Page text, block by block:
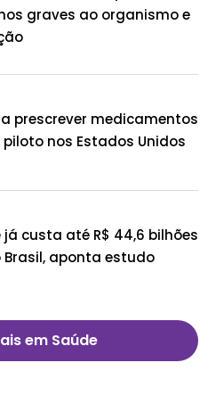
graves ao organismo e
prescrever medicamentos
nos Estados Unidos
já custa até R$ 44,6 bilhões
Brasil, aponta estudo
em Saúde